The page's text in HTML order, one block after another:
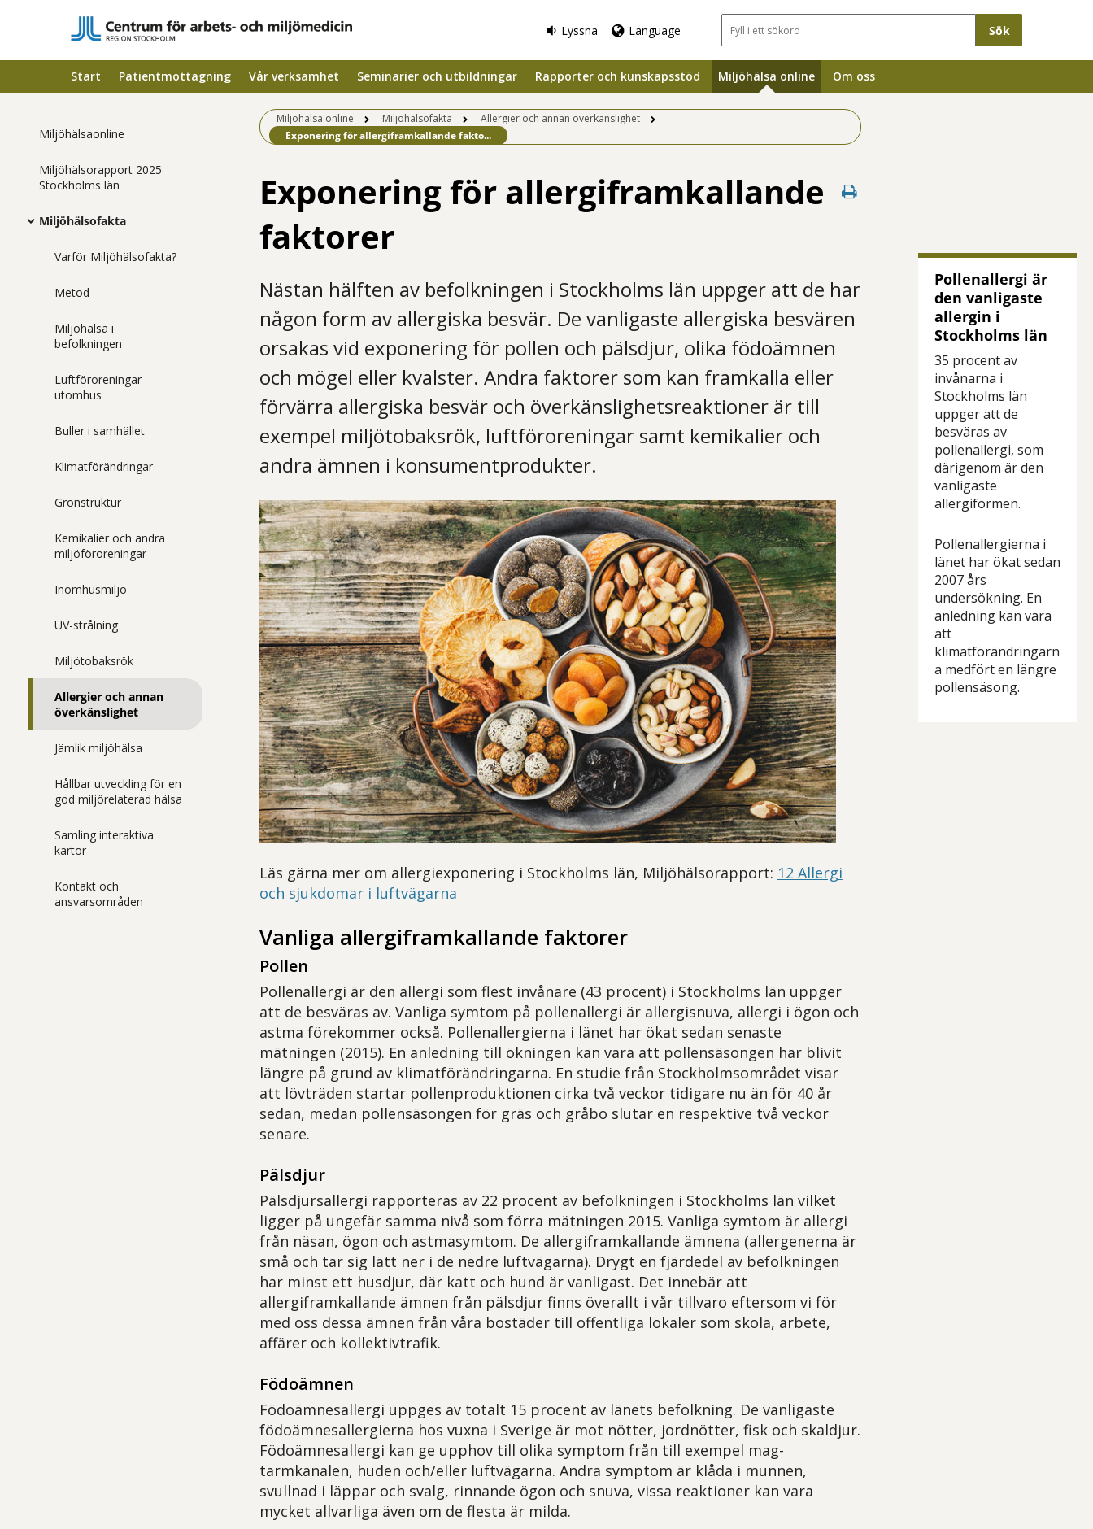
Lyssna Language Sökfält
Start Patientmottagning Vår verksamhet Seminarier och utbildningar Rapporter och kunskapsstöd Miljöhälsa online Om oss
Miljöhälsaonline
Miljöhälsorapport 2025
Stockholms län
Miljöhälsofakta
Varför Miljöhälsofakta?
Metod
Miljöhälsa i
befolkningen
Luftföroreningar
utomhus
Buller i samhället
Klimatförändringar
Grönstruktur
Kemikalier och andra
miljöföroreningar
Inomhusmiljö
UV-strålning
Miljötobaksrök
Allergier och annan
överkänslighet
Jämlik miljöhälsa
Hållbar utveckling för en
god miljörelaterad hälsa
Samling interaktiva
kartor
Kontakt och
ansvarsområden
Miljöhälsa online Miljöhälsofakta
Allergier och annan överkänslighet
Befintlig sida:
Exponering för allergiframkallande fakto...
Exponering för allergiframkallande
faktorer
Nästan hälften av befolkningen i Stockholms län uppger att de har
någon form av allergiska besvär. De vanligaste allergiska besvären
orsakas vid exponering för pollen och pälsdjur, olika födoämnen
och mögel eller kvalster. Andra faktorer som kan framkalla eller
förvärra allergiska besvär och överkänslighetsreaktioner är till
exempel miljötobaksrök, luftföroreningar samt kemikalier och
andra ämnen i konsumentprodukter.
Läs gärna mer om allergiexponering i Stockholms län, Miljöhälsorapport: 12 Allergi
och sjukdomar i luftvägarna
Vanliga allergiframkallande faktorer
Pollen
Pollenallergi är den allergi som flest invånare (43 procent) i Stockholms län uppger
att de besväras av. Vanliga symtom på pollenallergi är allergisnuva, allergi i ögon och
astma förekommer också. Pollenallergierna i länet har ökat sedan senaste
mätningen (2015). En anledning till ökningen kan vara att pollensäsongen har blivit
längre på grund av klimatförändringarna. En studie från Stockholmsområdet visar
att lövträden startar pollenproduktionen cirka två veckor tidigare nu än för 40 år
sedan, medan pollensäsongen för gräs och gråbo slutar en respektive två veckor
senare.
Pälsdjur
Pälsdjursallergi rapporteras av 22 procent av befolkningen i Stockholms län vilket
ligger på ungefär samma nivå som förra mätningen 2015. Vanliga symtom är allergi
från näsan, ögon och astmasymtom. De allergiframkallande ämnena (allergenerna är
små och tar sig lätt ner i de nedre luftvägarna). Drygt en fjärdedel av befolkningen
har minst ett husdjur, där katt och hund är vanligast. Det innebär att
allergiframkallande ämnen från pälsdjur finns överallt i vår tillvaro eftersom vi för
med oss dessa ämnen från våra bostäder till offentliga lokaler som skola, arbete,
affärer och kollektivtrafik.
Födoämnen
Födoämnesallergi uppges av totalt 15 procent av länets befolkning. De vanligaste
födoämnesallergierna hos vuxna i Sverige är mot nötter, jordnötter, fisk och skaldjur.
Födoämnesallergi kan ge upphov till olika symptom från till exempel mag-
tarmkanalen, huden och/eller luftvägarna. Andra symptom är klåda i munnen,
svullnad i läppar och svalg, rinnande ögon och snuva, vissa reaktioner kan vara
mycket allvarliga även om de flesta är milda.
Pollenallergi är
den vanligaste
allergin i
Stockholms län
35 procent av
invånarna i
Stockholms län
uppger att de
besväras av
pollenallergi, som
därigenom är den
vanligaste
allergiformen.
Pollenallergierna i
länet har ökat sedan
2007 års
undersökning. En
anledning kan vara
att
klimatförändringarn
a medfört en längre
pollensäsong.